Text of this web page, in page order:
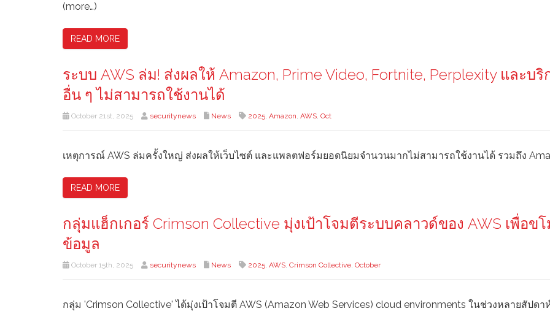
(more…)
READ MORE
ระบบ AWS ล่ม! ส่งผลให้ Amazon, Prime Video, Fortnite, Perplexity และบริ
อื่น ๆ ไม่สามารถใช้งานได้
October 21st, 2025 securitynews News 2025, Amazon, AWS, Oct
เหตุการณ์ AWS ล่มครั้งใหญ่ ส่งผลให้เว็บไซต์ และแพลตฟอร์มยอดนิยมจำนวนมากไม่สามารถใช้งานได้ รวมถึง
READ MORE
กลุ่มแฮ็กเกอร์ Crimson Collective มุ่งเป้าโจมตีระบบคลาวด์ของ AWS เพื่อขโ
ข้อมูล
October 15th, 2025 securitynews News 2025, AWS, Crimson Collective, October
กลุ่ม 'Crimson Collective' ได้มุ่งเป้าโจมตี AWS (Amazon Web Services) cloud environments ในช่วงหลายสัปด